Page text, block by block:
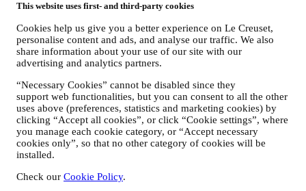
This website uses first- and third-party cookies
Cookies help us give you a better experience on Le Creuset,
personalise content and ads, and analyse our traffic. We also
share information about your use of our site with our
advertising and analytics partners.
“Necessary Cookies” cannot be disabled since they
support web functionalities, but you can consent to all the other
uses above (preferences, statistics and marketing cookies) by
clicking “Accept all cookies”, or click “Cookie settings”, where
you manage each cookie category, or “Accept necessary
cookies only”, so that no other category of cookies will be
installed.
Check our Cookie Policy.
negozi Le Creuset, il vostro utilizzo del Sito, qualsiasi
successiva assistenza post-vendita o la vostra aderenza a
concorsi. Potremmo essere tenuti a trattare alcuni dati che vi
riguardano per nostri scopi amministrativi correlati al rapporto
contrattuale con voi, ivi compreso per fini di contabilità,
fatturazione e revisione contabile, verifica della carta di
pagamento, screening delle frodi, sicurezza, test dei sistemi,
manutenzione e analisi statistiche, ecc. Occasionalmente
potremmo aver bisogno di contattarvi per ragioni
amministrative od operative. Ad esempio, per inviarvi la
conferma dei vostri acquisti. Utilizzeremo inoltre i vostri dati
per rispondere alle vostre richieste inviate tramite moduli nel
nostro Sito o altri canali. Tale attività di trattamento è basata
commerce.